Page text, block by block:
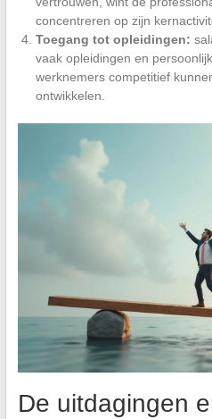
concentreren op zijn
Toegang tot opleidingen:
vaak opleidingen en
werknemers competitief
ontwikkelen.
De uitdagingen